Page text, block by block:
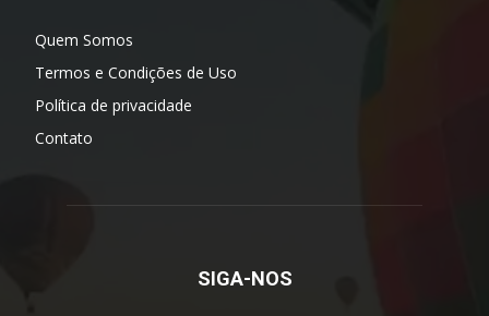
Quem Somos
Termos e Condições de Uso
Política de privacidade
Contato
SIGA-NOS